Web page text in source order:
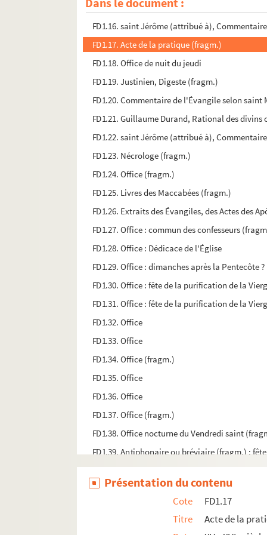
FD1.15. Office de nuit : sanctoral de juillet
FD1.16. saint Jérôme (attribué à),
FD1.17. Acte de la pratique (fragm.)
FD1.18. Office de nuit du jeudi
FD1.19. Justinien, Digeste (fragm.)
FD1.20. Commentaire de l'Évangile selon
FD1.21. Guillaume Durand, Rational des
FD1.22. saint Jérôme (attribué à),
FD1.23. Nécrologe (fragm.)
FD1.24. Office (fragm.)
FD1.25. Livres des Maccabées (fragm.)
FD1.26. Extraits des Évangiles, des Actes des
FD1.27. Office : commun des confesseurs
FD1.28. Office : Dédicace de l'Église
FD1.29. Office : dimanches après la Pentecôte ?
FD1.30. Office : fête de la purification de la
FD1.31. Office : fête de la purification de la
FD1.32. Office
FD1.33. Office
FD1.34. Office (fragm.)
FD1.35. Office
FD1.36. Office
FD1.37. Office (fragm.)
FD1.38. Office nocturne du Vendredi saint
FD1.39. Antiphonaire ou bréviaire (fragm.) :
FD1.40. Office : fêtes de sainte Anne et de saint
FD1.41. Office : Semaine Sainte (fragm.)
FD1.42. Chant du premier dimanche de
FD1.43. Hymnaire (?) (fragm.)
Présentation du contenu
Cote
FD1.17
Titre
Acte de la